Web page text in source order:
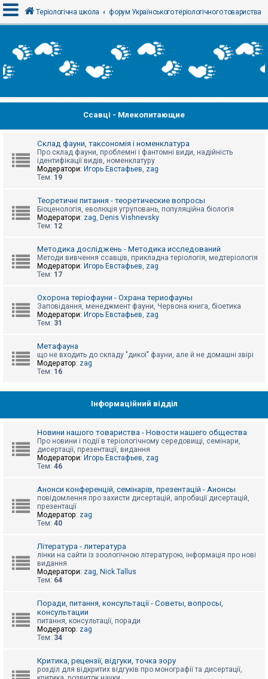
х
і
т
р
а
б
е
д
п
о
е
й
А
и
т
П
м
о
г
Теріологічна школа форум Українського теріологічного товариства
Ссавці - Млекопитающие
Склад фауни, таксономія і номенклатура
Про склад фауни, проблемні і фантомні види, надійність
ідентифікації видів, номенклатуру
Модератори: Игорь Евстафьев, zag
Тем: 19
Теоретичні питання - теоретические вопросы
Біоценологія, еволюція угруповань, популяційна біологія
Модератори: zag, Denis Vishnevsky
Тем: 12
Методика досліджень - Методика исследований
Методи вивчення ссавців, прикладна теріологія, медтеріологія
Модератори: Игорь Евстафьев, zag
Тем: 17
Охорона теріофауни - Охрана териофауны
Заповідання, менеджмент фауни, Червона книга, біоетика
Модератори: Игорь Евстафьев, zag
Тем: 31
Метафауна
що не входить до складу "дикої" фауни, але й не домашні звірі
Модератор: zag
Тем: 16
Інформаційний відділ
Новини нашого товариства - Новости нашего общества
Про новини і події в теріологічному середовищі, семінари,
дисертації, презентації, видання
Модератори: Игорь Евстафьев, zag
Тем: 46
Анонси конференцій, семінарів, презентацій - Анонсы
повідомлення про захисти дисертацій, апробації дисертацій,
презентації
Модератор: zag
Тем: 40
Література - литература
лінки на сайти із зоологічною літературою, інформація про нові
видання
Модератори: zag, Nick.Tallus
Тем: 64
Поради, питання, консультації - Советы, вопросы,
консультации
питання, консультації, поради
Модератор: zag
Тем: 34
Критика, рецензії, відгуки, точка зору
розділ для відкритих відгуків про монографії та дисертації,